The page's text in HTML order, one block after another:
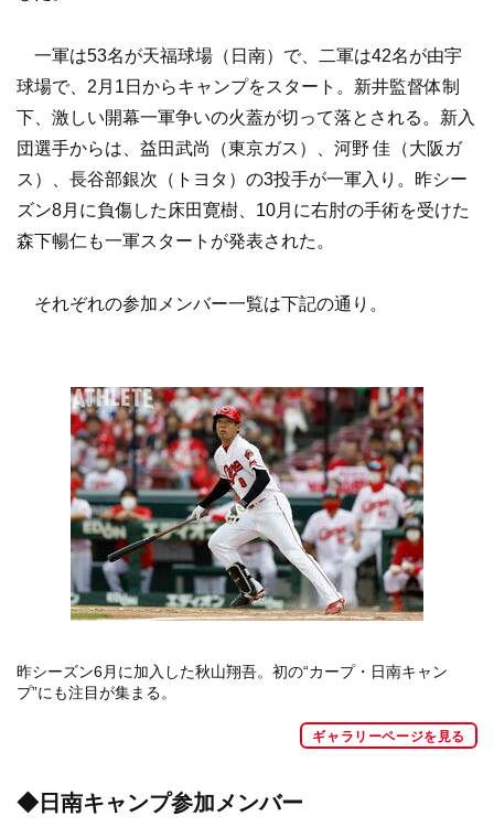
一軍は53名が天福球場（日南）で、二軍は42名が由宇
球場で、2月1日からキャンプをスタート。新井監督体制
下、激しい開幕一軍争いの火蓋が切って落とされる。新入
団選手からは、益田武尚（東京ガス）、河野 佳（大阪ガ
ス）、長谷部銀次（トヨタ）の3投手が一軍入り。昨シー
ズン8月に負傷した床田寛樹、10月に右肘の手術を受けた
森下暢仁も一軍スタートが発表された。
それぞれの参加メンバー一覧は下記の通り。
昨シーズン6月に加入した秋山翔吾。初の“カープ・日南キャン
プ”にも注目が集まる。
ギャラリーページを見る
◆日南キャンプ参加メンバー